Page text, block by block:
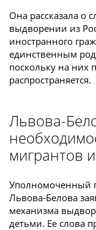
Она рассказала о
выдворении из
иностранного
единственным
поскольку на них
распространяется.
Львова-
мигрантов
Уполномоченный
Львова-Белова
механизма
детьми. Ее слова